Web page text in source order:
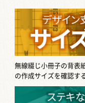
無線綴じ小冊子の背表
の作成サイズを確認す